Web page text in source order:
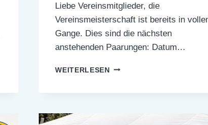
Liebe Vereinsmitglieder, die
Vereinsmeisterschaft ist bereits in
Gange. Dies sind die nächsten
anstehenden Paarungen: Datum…
WEITERLESENVEREINSMEISTERSCHAFT